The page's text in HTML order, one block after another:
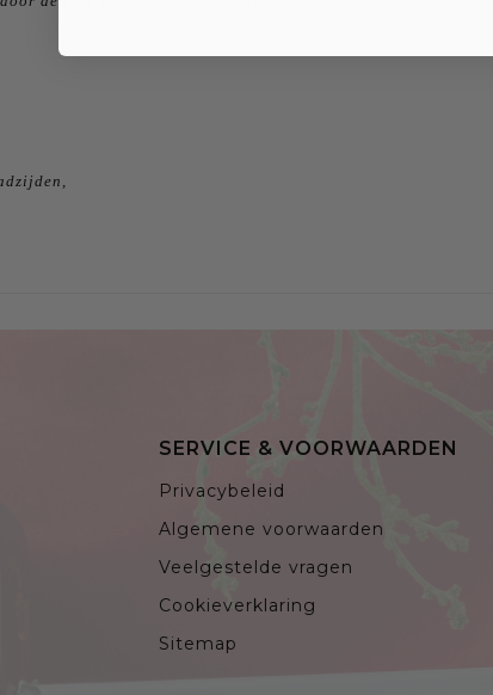
SERVICE & VOORWAARDEN
Privacybeleid
Algemene voorwaarden
Veelgestelde vragen
Cookieverklaring
Sitemap